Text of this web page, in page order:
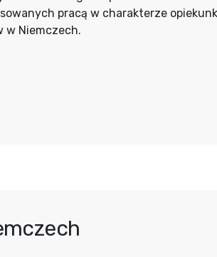
pracą w charakterze
w Niemczech.